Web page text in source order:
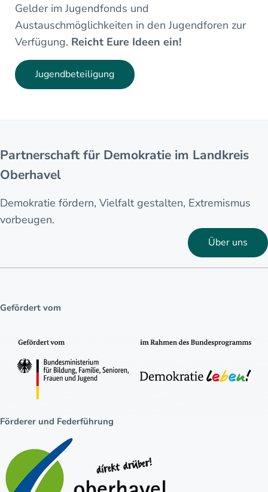
Gelder im Jugendfonds und
Austauschmöglichkeiten in den Jugendforen zur
Verfügung. Reicht Eure Ideen ein!
Jugendbeteiligung
Partnerschaft für Demokratie im Landkreis
Oberhavel
Demokratie fördern, Vielfalt gestalten, Extremismus
vorbeugen.
Über uns
Gefördert vom
Förderer und Federführung